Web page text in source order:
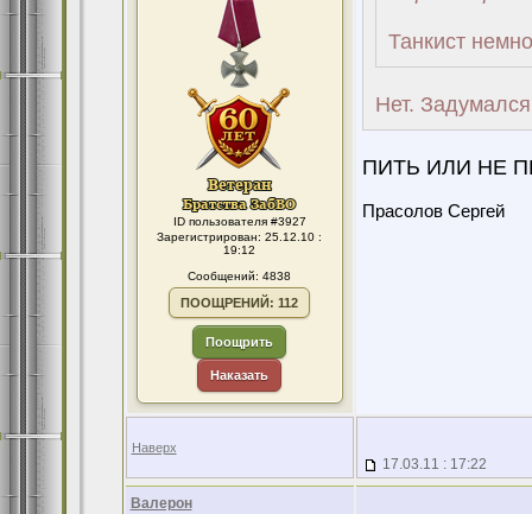
ID пользователя #3927
Зарегистрирован: 25.12.10 :
19:12
Сообщений: 4838
ПООЩРЕНИЙ: 112
Поощрить
Наказать
Танкист
Нет.
ПИТЬ ИЛИ НЕ
Прасолов Сергей
Наверх
17.03.11 : 17:22
Валерон